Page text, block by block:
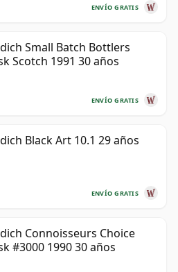
ENVÍO GRATIS
Small Batch Bottlers
Scotch 1991 30 años
ENVÍO GRATIS
Black Art 10.1 29 años
ENVÍO GRATIS
Connoisseurs Choice
#3000 1990 30 años